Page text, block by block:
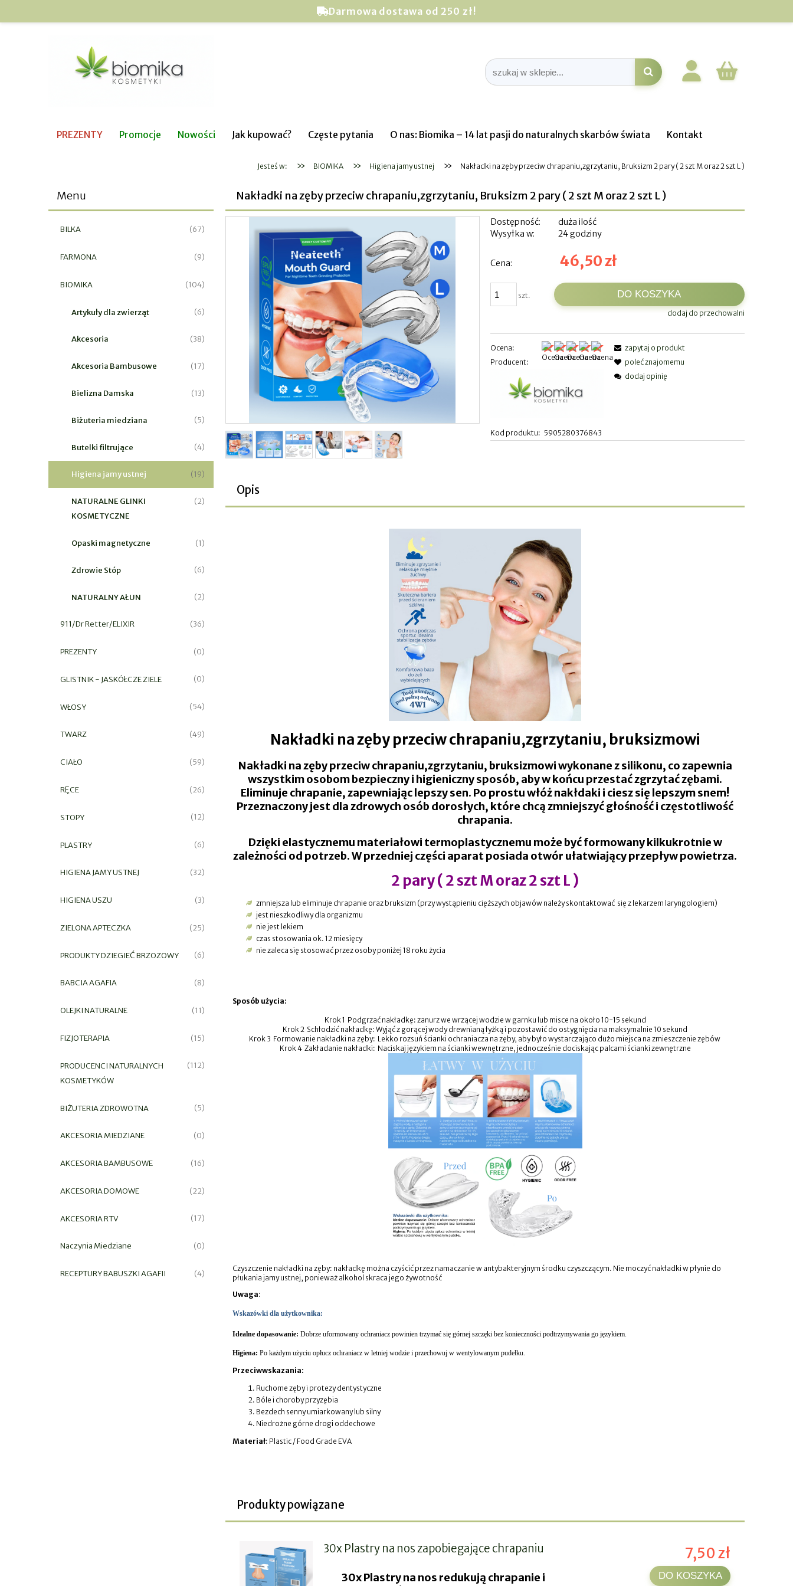
Darmowa dostawa od 250 zł!
PREZENTY Promocje Nowości Jak kupować? Częste pytania O nas: Biomika – 14 lat pasji do naturalnych skarbów świata Kontakt
Jesteś w: » BIOMIKA » Higiena jamy ustnej » Nakładki na zęby przeciw chrapaniu,zgrzytaniu, Bruksizm 2 pary ( 2 szt M oraz 2 szt L )
Menu
BILKA (67)
FARMONA (9)
BIOMIKA (104)
Artykuły dla zwierząt (6)
Akcesoria (38)
Akcesoria Bambusowe (17)
Bielizna Damska (13)
Biżuteria miedziana (5)
Butelki filtrujące (4)
Higiena jamy ustnej (19)
NATURALNE GLINKI
KOSMETYCZNE
(2)
Opaski magnetyczne (1)
Zdrowie Stóp (6)
NATURALNY AŁUN (2)
911/Dr Retter/ELIXIR (36)
PREZENTY (0)
GLISTNIK - JASKÓŁCZE ZIELE (0)
WŁOSY (54)
TWARZ (49)
CIAŁO (59)
RĘCE (26)
STOPY (12)
PLASTRY (6)
HIGIENA JAMY USTNEJ (32)
HIGIENA USZU (3)
ZIELONA APTECZKA (25)
PRODUKTY DZIEGIEĆ BRZOZOWY (6)
BABCIA AGAFIA (8)
OLEJKI NATURALNE (11)
FIZJOTERAPIA (15)
PRODUCENCI NATURALNYCH
KOSMETYKÓW
(112)
BIŻUTERIA ZDROWOTNA (5)
AKCESORIA MIEDZIANE (0)
AKCESORIA BAMBUSOWE (16)
AKCESORIA DOMOWE (22)
AKCESORIA RTV (17)
Naczynia Miedziane (0)
RECEPTURY BABUSZKI AGAFII (4)
Nakładki na zęby przeciw chrapaniu,zgrzytaniu, Bruksizm 2 pary ( 2 szt M oraz 2 szt L )
Dostępność:
duża ilość
Wysyłka w:
24 godziny
Cena: 46,50 zł
szt. DO KOSZYKA
dodaj do przechowalni
Ocena:
Producent:
Kod produktu: 5905280376843
zapytaj o produkt
poleć znajomemu
dodaj opinię
Opis
Nakładki na zęby przeciw chrapaniu,zgrzytaniu, bruksizmowi
Nakładki na zęby przeciw chrapaniu,zgrzytaniu, bruksizmowi wykonane z silikonu, co zapewnia
wszystkim osobom bezpieczny i higieniczny sposób, aby w końcu przestać zgrzytać zębami.
Eliminuje chrapanie, zapewniając lepszy sen. Po prostu włóż nakłdaki i ciesz się lepszym snem!
Przeznaczony jest dla zdrowych osób dorosłych, które chcą zmniejszyć głośność i częstotliwość
chrapania.
Dzięki elastycznemu materiałowi termoplastycznemu może być formowany kilkukrotnie w
zależności od potrzeb. W przedniej części aparat posiada otwór ułatwiający przepływ powietrza.
2 pary ( 2 szt M oraz 2 szt L )
zmniejsza lub eliminuje chrapanie oraz bruksizm (przy wystąpieniu cięższych objawów należy skontaktować się z lekarzem laryngologiem)
jest nieszkodliwy dla organizmu
nie jest lekiem
czas stosowania ok. 12 miesięcy
nie zaleca się stosować przez osoby poniżej 18 roku życia
Sposób użycia:
Krok 1 Podgrzać nakładkę: zanurz we wrzącej wodzie w garnku lub misce na około 10-15 sekund
Krok 2 Schłodzić nakładkę: Wyjąć z gorącej wody drewnianą łyżką i pozostawić do ostygnięcia na maksymalnie 10 sekund
Krok 3 Formowanie nakładki na zęby: Lekko rozsuń ścianki ochraniacza na zęby, aby było wystarczająco dużo miejsca na zmieszczenie zębów
Krok 4 Zakładanie nakładki: Naciskaj językiem na ścianki wewnętrzne, jednocześnie dociskając palcami ścianki zewnętrzne
Czyszczenie nakładki na zęby: nakładkę można czyścić przez namaczanie w antybakteryjnym środku czyszczącym. Nie moczyć nakładki w płynie do
płukania jamy ustnej, ponieważ alkohol skraca jego żywotność
Uwaga:
Wskazówki dla użytkownika:
Idealne dopasowanie: Dobrze uformowany ochraniacz powinien trzymać się górnej szczęki bez konieczności podtrzymywania go językiem.
Higiena: Po każdym użyciu opłucz ochraniacz w letniej wodzie i przechowuj w wentylowanym pudełku.
Przeciwwskazania:
Ruchome zęby i protezy dentystyczne
Bóle i choroby przyzębia
Bezdech senny umiarkowany lub silny
Niedrożne górne drogi oddechowe
Materiał: Plastic / Food Grade EVA
Produkty powiązane
30x Plastry na nos zapobiegające chrapaniu
30x Plastry na nos redukują chrapanie i
7,50 zł
DO KOSZYKA